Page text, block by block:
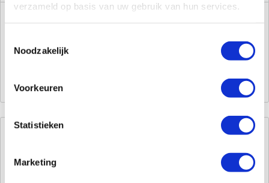
verzameld op basis van uw gebruik van hun services.
Noodzakelijk
Voorkeuren
Statistieken
Marketing
Keramische wastafel 1 kraangat, 1 wasbak –
voorbeeldafbeelding